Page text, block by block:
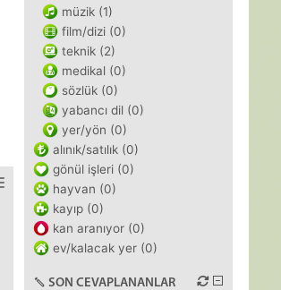
müzik (1)
film/dizi (0)
teknik (2)
medikal (0)
sözlük (0)
yabancı dil (0)
yer/yön (0)
alınık/satılık (0)
gönül işleri (0)
hayvan (0)
kayıp (0)
kan aranıyor (0)
ev/kalacak yer (0)
SON CEVAPLANANLAR